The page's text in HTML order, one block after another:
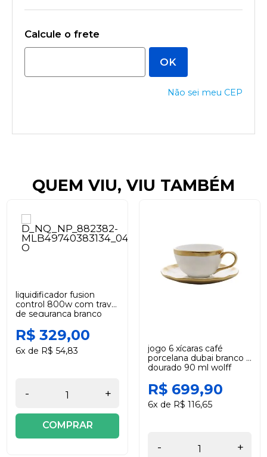
Não sei meu CEP
QUEM VIU, VIU TAMBÉM
liquidificador fusion
control 800w com trava
de segurança branco
R$ 329,00
6x de R$ 54,83
- +
COMPRAR
jogo 6 xícaras café
porcelana dubai branco e
dourado 90 ml wolff
R$ 699,90
6x de R$ 116,65
- +